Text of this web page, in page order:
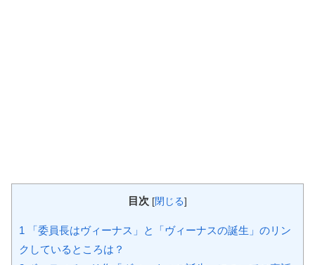
目次 [閉じる]
1 「委員長はヴィーナス」と「ヴィーナスの誕生」のリン
クしているところは？